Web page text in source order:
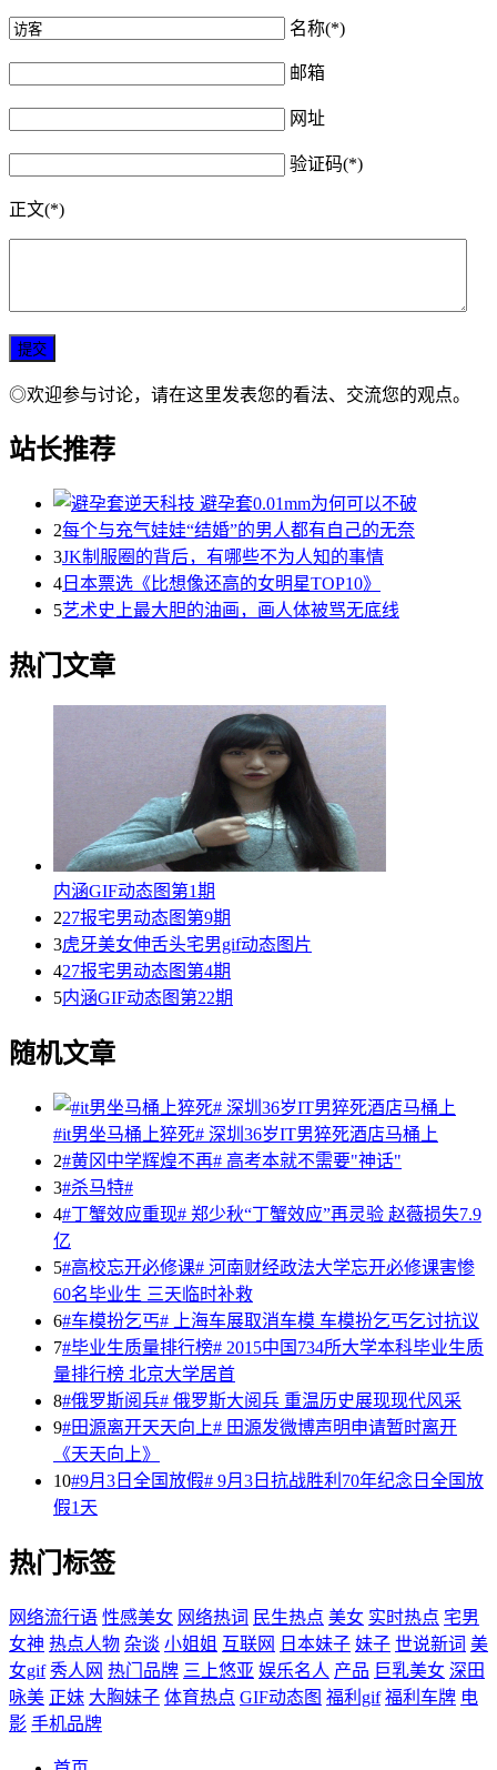
名称(*)
邮箱
网址
验证码(*)
正文(*)
◎欢迎参与讨论，请在这里发表您的看法、交流您的观点。
站长推荐
2每个与充气娃娃“结婚”的男人都有自己的无奈
3JK制服圈的背后，有哪些不为人知的事情
4 日本票选《比想像还高的女明星TOP10》
5艺术史上最大胆的油画，画人体被骂无底线
热门文章
内涵GIF动态图第1期
227报宅男动态图第9期
3虎牙美女伸舌头宅男gif动态图片
427报宅男动态图第4期
5内涵GIF动态图第22期
随机文章
#it男坐马桶上猝死# 深圳36岁IT男猝死酒店马桶上
2#黄冈中学辉煌不再# 高考本就不需要"神话"
3#杀马特#
4#丁蟹效应重现# 郑少秋“丁蟹效应”再灵验 赵薇损失7.9
亿
5#高校忘开必修课# 河南财经政法大学忘开必修课害惨
60名毕业生 三天临时补救
6#车模扮乞丐# 上海车展取消车模 车模扮乞丐乞讨抗议
7#毕业生质量排行榜# 2015中国734所大学本科毕业生质
量排行榜 北京大学居首
8#俄罗斯阅兵# 俄罗斯大阅兵 重温历史展现现代风采
9#田源离开天天向上# 田源发微博声明申请暂时离开
《天天向上》
10#9月3日全国放假# 9月3日抗战胜利70年纪念日全国放
假1天
热门标签
网络流行语 性感美女 网络热词 民生热点 美女 实时热点 宅男
女神 热点人物 杂谈 小姐姐 互联网 日本妹子 妹子 世说新词 美
女gif 秀人网 热门品牌 三上悠亚 娱乐名人 产品 巨乳美女 深田
咏美 正妹 大胸妹子 体育热点 GIF动态图 福利gif 福利车牌 电
影 手机品牌